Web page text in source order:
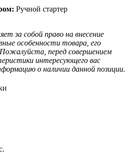
Ручной стартер
за собой право на внесение
особенности товара, его
Пожалуйста, перед совершением
интересующего вас
о наличии данной позиции.